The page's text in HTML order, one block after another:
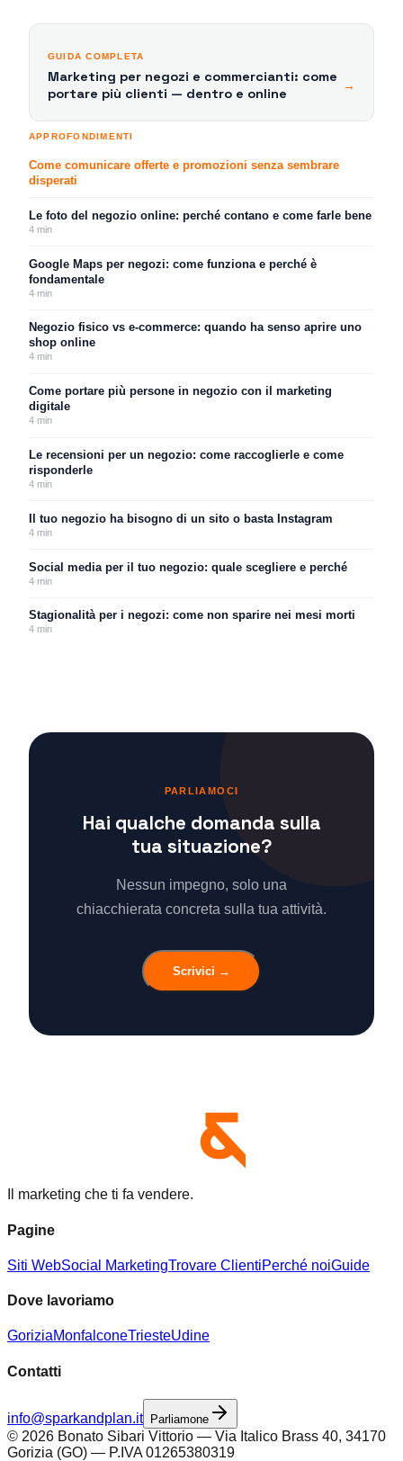
GUIDA COMPLETA
Marketing per negozi e commercianti: come
portare più clienti — dentro e online
→
APPROFONDIMENTI
Come comunicare offerte e promozioni senza sembrare
disperati
Le foto del negozio online: perché contano e come farle bene
4 min
Google Maps per negozi: come funziona e perché è
fondamentale
4 min
Negozio fisico vs e-commerce: quando ha senso aprire uno
shop online
4 min
Come portare più persone in negozio con il marketing
digitale
4 min
Le recensioni per un negozio: come raccoglierle e come
risponderle
4 min
Il tuo negozio ha bisogno di un sito o basta Instagram
4 min
Social media per il tuo negozio: quale scegliere e perché
4 min
Stagionalità per i negozi: come non sparire nei mesi morti
4 min
PARLIAMOCI
Hai qualche domanda sulla
tua situazione?
Nessun impegno, solo una
chiacchierata concreta sulla tua attività.
Scrivici →
Il marketing che ti fa vendere.
Pagine
Siti WebSocial MarketingTrovare ClientiPerché noiGuide
Dove lavoriamo
GoriziaMonfalconeTriesteUdine
Contatti
info@sparkandplan.it Parliamone
© 2026 Bonato Sibari Vittorio — Via Italico Brass 40, 34170
Gorizia (GO) — P.IVA 01265380319